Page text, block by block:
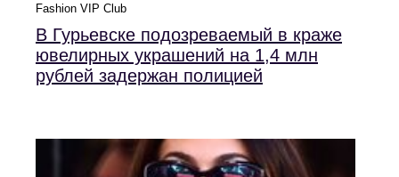
Fashion VIP Club
В Гурьевске подозреваемый в краже
ювелирных украшений на 1,4 млн
рублей задержан полицией